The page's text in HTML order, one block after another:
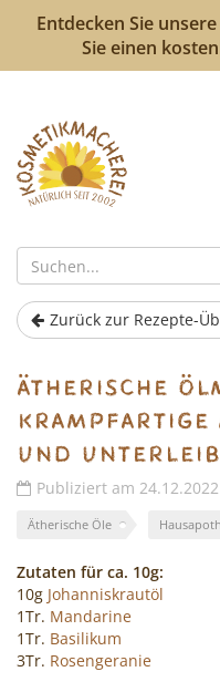
Entdecken Sie
Sie einen
-
ist
so
wie
Zurück zur Rezepte-
Ätherische
krampfartige
und
Publiziert am
Ätherische Öle
Zutaten für ca. 10g:
10g Johanniskrautöl
1Tr. Mandarine
1Tr. Basilikum
3Tr. Rosengeranie